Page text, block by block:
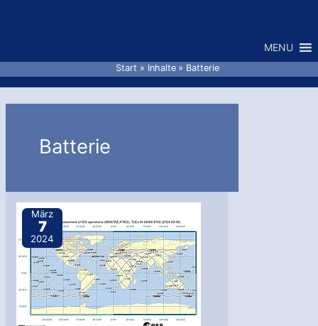
MENU
Start Inhalte Batterie
Batterie
März
7
2024